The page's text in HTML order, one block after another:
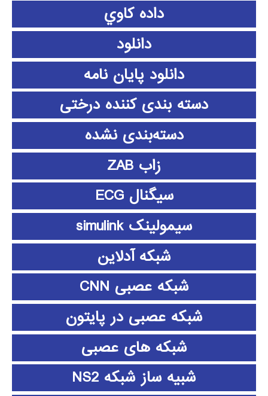
داده كاوي
دانلود
دانلود پايان نامه
دسته بندی کننده درختی
دسته‌بندی نشده
زاب ZAB
سیگنال ECG
سیمولینک simulink
شبکه آدلاین
شبکه عصبی CNN
شبکه عصبی در پایتون
شبکه های عصبی
شبیه ساز شبکه NS2